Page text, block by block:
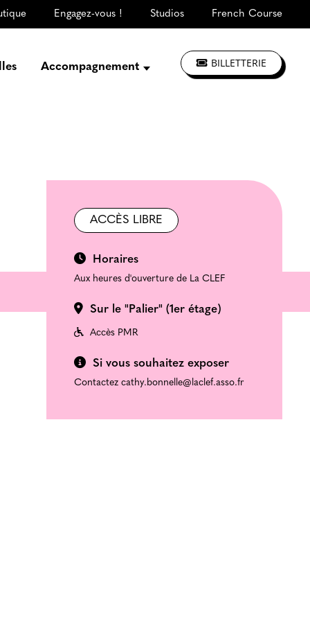
Engagez-vous ! Studios French Course
Accompagnement
Jouer à La CLEF
BILLETTERIE
ACCÈS LIBRE
Horaires
Aux heures d'ouverture de La CLEF
Sur le "Palier" (1er étage)
Accès PMR
Si vous souhaitez exposer
Contactez cathy.bonnelle@laclef.asso.fr